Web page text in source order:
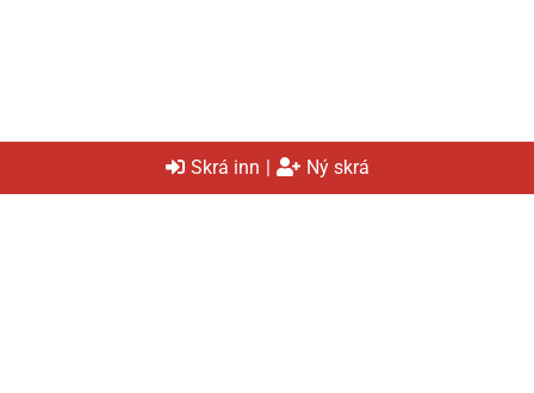
Skrá inn Ný skrá